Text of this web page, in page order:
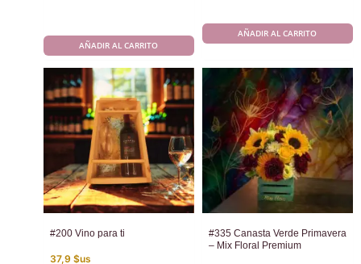
AÑADIR AL CARRITO
AÑADIR AL CARRITO
#200 Vino para ti
37,9 $us
#335 Canasta Verde Primavera
– Mix Floral Premium